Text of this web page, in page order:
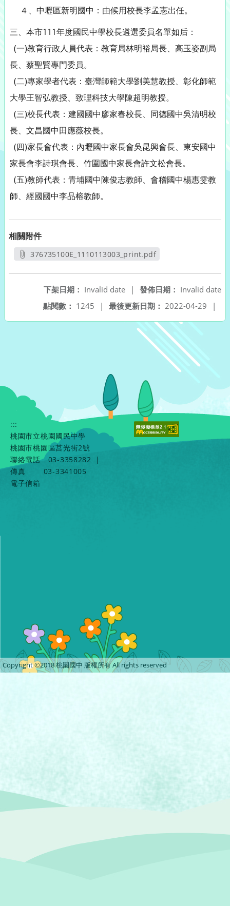
４、中壢區新明國中：由候用校長李孟憲出任。
三、本市111年度國民中學校長遴選委員名單如后：
(一)教育行政人員代表：教育局林明裕局長、高玉姿副局
長、蔡聖賢專門委員。
(二)專家學者代表：臺灣師範大學劉美慧教授、彰化師範
大學王智弘教授、致理科技大學陳超明教授。
(三)校長代表：建國國中廖家春校長、同德國中吳清明校
長、文昌國中田應薇校長。
(四)家長會代表：內壢國中家長會吳昆興會長、東安國中
家長會李詩琪會長、竹圍國中家長會許文松會長。
(五)教師代表：青埔國中陳俊志教師、會稽國中楊惠雯教
師、經國國中李品榕教師。
相關附件
376735100E_1110113003_print.pdf
發佈日期： Invalid date
下架日期： Invalid date
|
最後更新日期： 2022-04-29 |
點閱數： 1245 |
:::
桃園市立桃園國民中學
桃園市桃園區莒光街2號
聯絡電話
03-3358282
|
傳真
03-3341005
電子信箱
Copyright ©2018 桃園國中 版權所有 All rights reserved